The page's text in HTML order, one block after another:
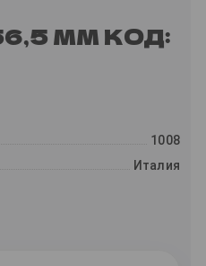
ММ КОД:
1008
Италия